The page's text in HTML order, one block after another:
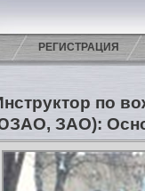
РЕГИСТРАЦИЯ
по
ЗАО):